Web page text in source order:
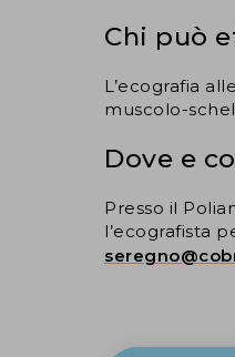
Chi può
L’ecografia
muscolo-
Dove e
Presso il
l’ecografista